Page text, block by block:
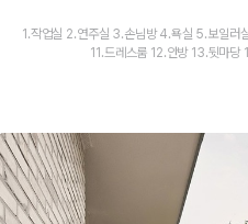
1.작업실 2.연주실 3.손님방 4.욕실 5.보일
11.드레스룸 12.안방 13.뒷마